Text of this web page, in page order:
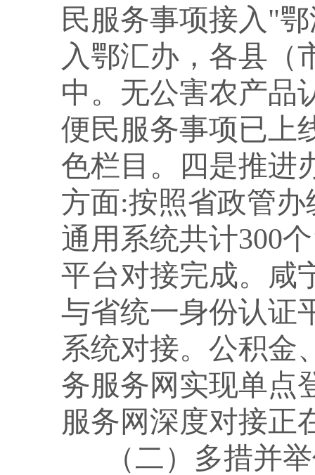
民服务事项接入"
入鄂汇办，各县（
中。无公害农产品
便民服务事项已上
色栏目。四是推进
方面:按照省政管
通用系统共计300
平台对接完成。咸
与省统一身份认证
系统对接。公积金
务服务网实现单点
服务网深度对接正
（二）多措并